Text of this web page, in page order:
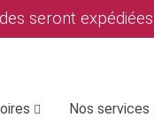
seront expédiées
Nos services